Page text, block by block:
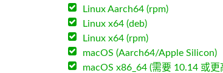
Linux Aarch64 (rpm)
Linux x64 (deb)
Linux x64 (rpm)
macOS (Aarch64/Apple Silicon)
macOS x86_64 (需要 10.14 或更